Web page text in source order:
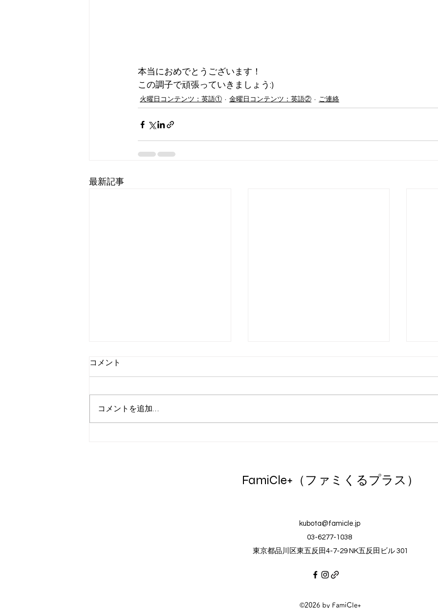
本当におめでとうございます！
この調子で頑張っていきましょう:)
火曜日コンテンツ：英語① 金曜日コンテンツ：英語② ご連絡
最新記事
コメント
コメントを追加…
FamiCle+（ファミくるプラス）
kubota@famicle.jp
03-6277-1038
東京都品川区東五反田4-7-29 NK五反田ビル 301
©2026 by FamiCle+